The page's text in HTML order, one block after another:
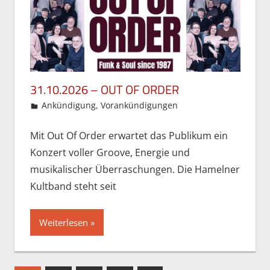
31.10.2026 – OUT OF ORDER
24. Mai 2026
Gordon Ohlendorf
Ankündigung,Vorankündigungen
Mit Out Of Order erwartet das Publikum ein
Konzert voller Groove, Energie und
musikalischer Überraschungen. Die Hamelner
Kultband steht seit
Weiterlesen